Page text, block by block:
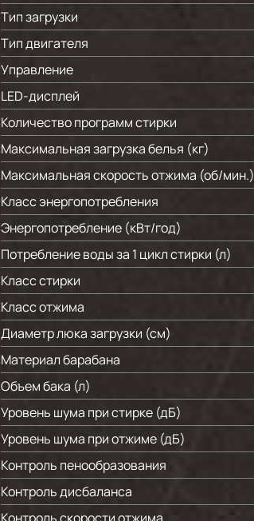
Тип загрузки
Тип двигателя
Управление
LED-дисплей
Количество программ стирки
Максимальная загрузка белья (кг)
Максимальная скорость отжима (об/мин.)
Класс энергопотребления
Энергопотребление (кВт/год)
Потребление воды за 1 цикл стирки (л)
Класс стирки
Класс отжима
Диаметр люка загрузки (см)
Материал барабана
Объем бака (л)
Уровень шума при стирке (дБ)
Уровень шума при отжиме (дБ)
Контроль пенообразования
Контроль дисбаланса